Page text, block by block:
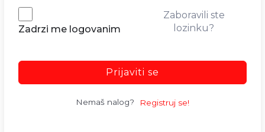
Zadrzi me logovanim
Zaboravili ste
lozinku?
Prijaviti se
Nemaš nalog? Registruj se!